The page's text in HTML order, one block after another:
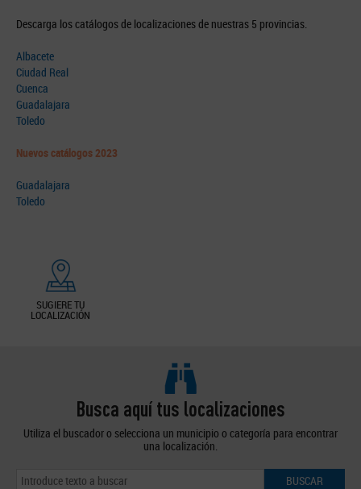
Descarga los catálogos de localizaciones de nuestras 5 provincias.
Albacete
Ciudad Real
Cuenca
Guadalajara
Toledo
Nuevos catálogos 2023
Guadalajara
Toledo
SUGIERE TU
LOCALIZACIÓN
Busca aquí tus localizaciones
Utiliza el buscador o selecciona un municipio o categoría para encontrar
una localización.
BUSCAR